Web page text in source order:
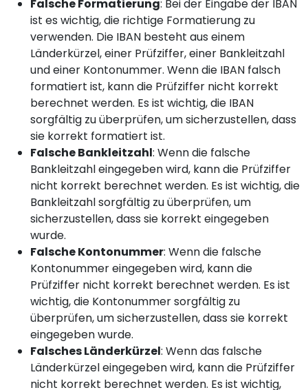
Falsche Formatierung: Bei der Eingabe der IBAN
ist es wichtig, die richtige Formatierung zu
verwenden. Die IBAN besteht aus einem
Länderkürzel, einer Prüfziffer, einer Bankleitzahl
und einer Kontonummer. Wenn die IBAN falsch
formatiert ist, kann die Prüfziffer nicht korrekt
berechnet werden. Es ist wichtig, die IBAN
sorgfältig zu überprüfen, um sicherzustellen, dass
sie korrekt formatiert ist.
Falsche Bankleitzahl: Wenn die falsche
Bankleitzahl eingegeben wird, kann die Prüfziffer
nicht korrekt berechnet werden. Es ist wichtig, die
Bankleitzahl sorgfältig zu überprüfen, um
sicherzustellen, dass sie korrekt eingegeben
wurde.
Falsche Kontonummer: Wenn die falsche
Kontonummer eingegeben wird, kann die
Prüfziffer nicht korrekt berechnet werden. Es ist
wichtig, die Kontonummer sorgfältig zu
überprüfen, um sicherzustellen, dass sie korrekt
eingegeben wurde.
Falsches Länderkürzel: Wenn das falsche
Länderkürzel eingegeben wird, kann die Prüfziffer
nicht korrekt berechnet werden. Es ist wichtig,